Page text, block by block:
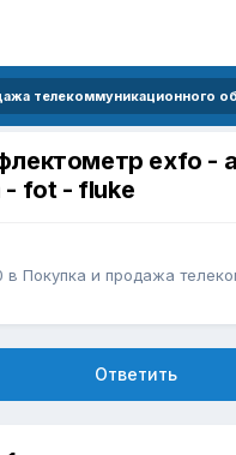
exfo -
- fot - fluke
в Покупка и продажа
Ответить